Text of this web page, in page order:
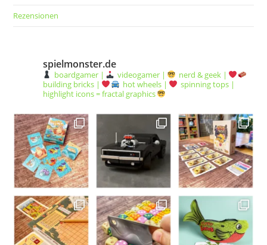
Rezensionen
spielmonster.de
boardgamer | videogamer |
nerd & geek |
building bricks |
hot wheels |
spinning tops |
highlight icons = fractal graphics